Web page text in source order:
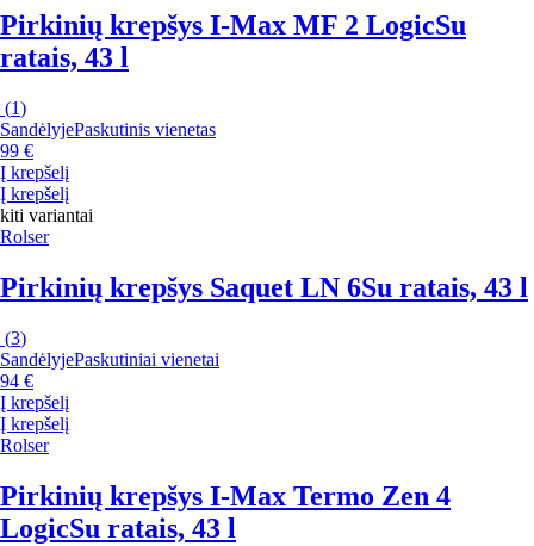
Pirkinių krepšys I-Max MF 2 LogicSu
ratais, 43 l
(1)
SandėlyjePaskutinis vienetas
99 €
Į krepšelį
Į krepšelį
kiti variantai
Rolser
Pirkinių krepšys Saquet LN 6Su ratais, 43 l
(3)
SandėlyjePaskutiniai vienetai
94 €
Į krepšelį
Į krepšelį
Rolser
Pirkinių krepšys I-Max Termo Zen 4
LogicSu ratais, 43 l